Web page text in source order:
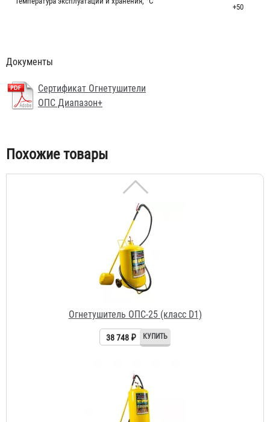
+50
Документы
Сертификат Огнетушители
ОПС Диапазон+
Похожие товары
18 262 ₽
Огнетушитель ОПС-25 (класс D1)
38 748 ₽
Огнетушитель ОПС-40 (класс D1)
58 077 ₽